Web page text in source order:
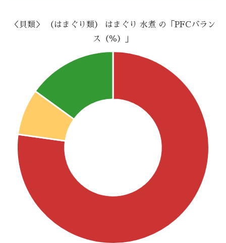
＜貝類＞ （はまぐり類） はまぐり 水煮 の「PFCバラン
ス（％）」